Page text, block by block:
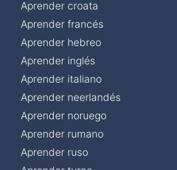
Aprender croata
Aprender francés
Aprender hebreo
Aprender inglés
Aprender italiano
Aprender neerlandés
Aprender noruego
Aprender rumano
Aprender ruso